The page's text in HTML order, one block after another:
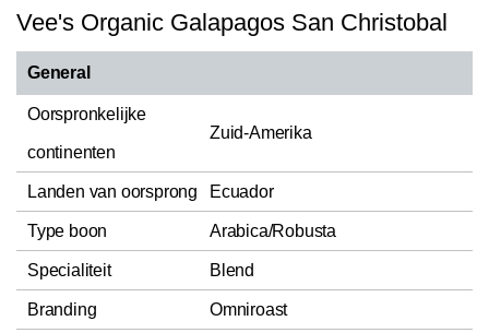
Vee's Organic Galapagos San Christobal
General
Oorspronkelijke
continenten
Zuid-Amerika
Landen van oorsprong Ecuador
Type boon Arabica/Robusta
Specialiteit Blend
Branding Omniroast